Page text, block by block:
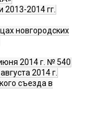
2014 гг.
новгородских
2014 г. № 540
2014 г.
съезда в